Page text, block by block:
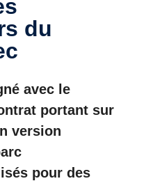
du
avec le
portant sur
version
pour des